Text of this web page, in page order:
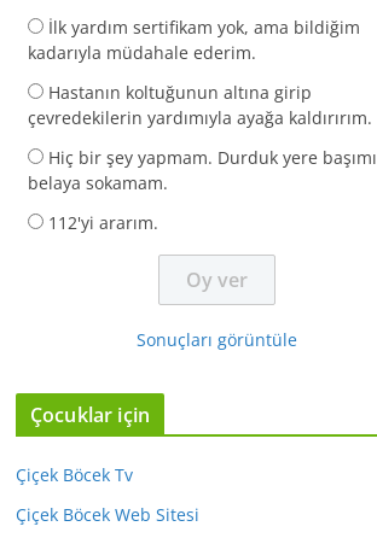
İlk yardım sertifikam yok, ama bildiğim
kadarıyla müdahale ederim.
Hastanın koltuğunun altına girip
çevredekilerin yardımıyla ayağa kaldırırım.
Hiç bir şey yapmam. Durduk yere başımı
belaya sokamam.
112'yi ararım.
Sonuçları görüntüle
Çocuklar için
Çiçek Böcek Tv
Çiçek Böcek Web Sitesi